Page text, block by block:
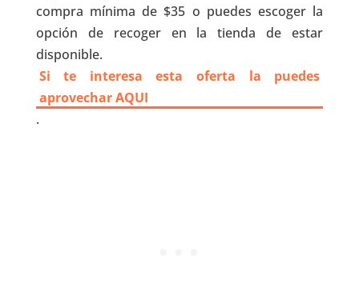
compra mínima de $35 o puedes escoger la
opción de recoger en la tienda de estar
disponible.
Si te interesa esta oferta la puedes
aprovechar AQUI
.